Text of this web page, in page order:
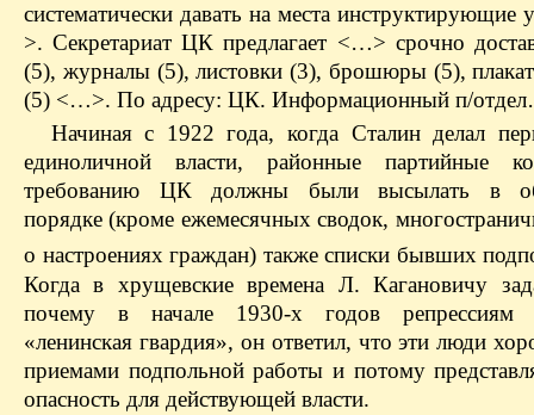
систематически давать на места инструктирующие
>. Секретариат ЦК предлагает <…> срочно
(5), журналы (5), листовки (3), брошюры (5),
(5) <…>. По адресу: ЦК. Информационный п/
Начиная с 1922 года, когда Сталин делал
единоличной власти, районные партийные
требованию ЦК должны были высылать в
порядке (кроме ежемесячных сводок,
о настроениях граждан) также списки бывших
Когда в хрущевские времена Л. Кагановичу
почему в начале 1930‑х годов репрессиям
«ленинская гвардия», он ответил, что эти люди
приемами подпольной работы и потому
опасность для действующей власти.